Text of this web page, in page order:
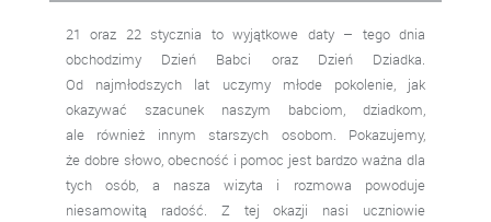
21 oraz 22 stycznia to wyjątkowe daty – tego dnia
obchodzimy Dzień Babci oraz Dzień Dziadka.
Od najmłodszych lat uczymy młode pokolenie, jak
okazywać szacunek naszym babciom, dziadkom,
ale również innym starszych osobom. Pokazujemy,
że dobre słowo, obecność i pomoc jest bardzo ważna dla
tych osób, a nasza wizyta i rozmowa powoduje
niesamowitą radość. Z tej okazji nasi uczniowie